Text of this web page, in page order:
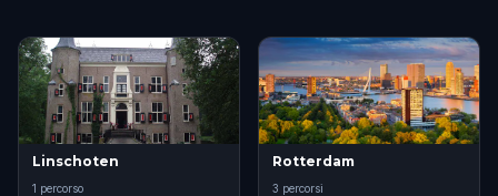
Linschoten
1 percorso
Rotterdam
3 percorsi